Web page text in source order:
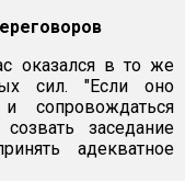
оказался в то же
сил. "Если оно
сопровождаться
заседание
адекватное